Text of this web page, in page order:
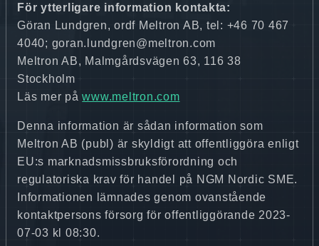
För ytterligare information kontakta:
Göran Lundgren, ordf Meltron AB, tel: +46 70 467
4040; goran.lundgren@meltron.com
Meltron AB, Malmgårdsvägen 63, 116 38
Stockholm
Läs mer påwww.meltron.com
Denna information är sådan information som
Meltron AB (publ) är skyldigt att offentliggöra enligt
EU:s marknadsmissbruksförordning och
regulatoriska krav för handel på NGM Nordic SME.
Informationen lämnades genom ovanstående
kontaktpersons försorg för offentliggörande 2023-
07-03 kl 08:30.